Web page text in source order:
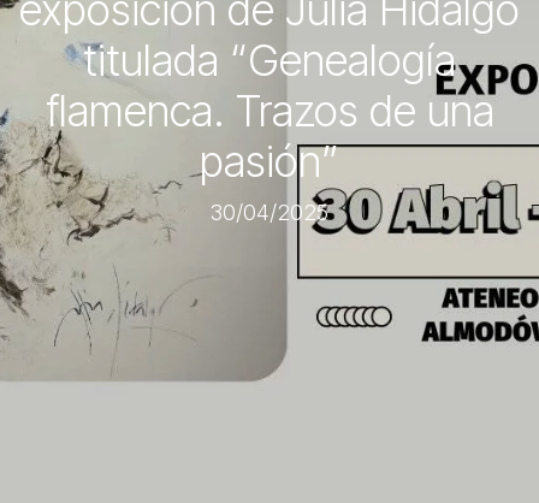
titulada “Genealogía
flamenca. Trazos de una
pasión”
30/04/2025